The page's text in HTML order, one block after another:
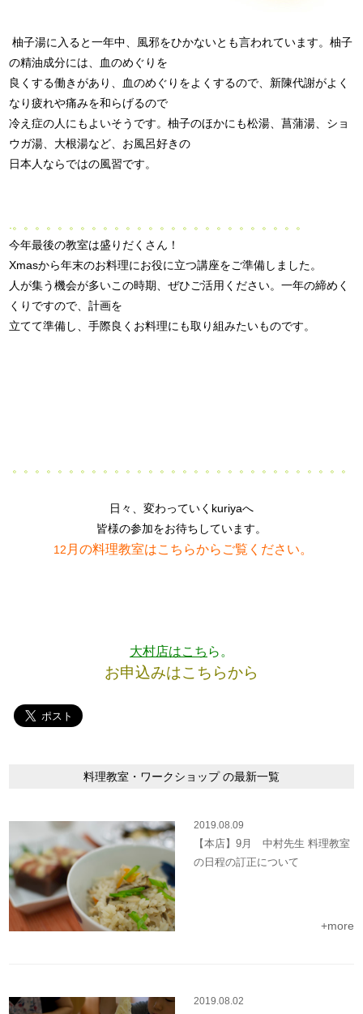
柚子湯に入ると一年中、風邪をひかないとも言われています。柚子
の精油成分には、血のめぐりを
良くする働きがあり、血のめぐりをよくするので、新陳代謝がよく
なり疲れや痛みを和らげるので
冷え症の人にもよいそうです。柚子のほかにも松湯、菖蒲湯、ショ
ウガ湯、大根湯など、お風呂好きの
日本人ならではの風習です。
.。。。。。。。。。。。。。。。。。。。。。。。。。。
今年最後の教室は盛りだくさん！
Xmasから年末のお料理にお役に立つ講座をご準備しました。
人が集う機会が多いこの時期、ぜひご活用ください。一年の締めく
くりですので、計画を
立てて準備し、手際良くお料理にも取り組みたいものです。
。。。。。。。。。。。。。。。。。。。。。。。。。。。。。。
日々、変わっていくkuriyaへ
皆様の参加をお待ちしています。
12 月の料理教室はこちらからご覧ください。
大村店はこち ら。
お申込みはこちらから
料理教室・ワークショップ の最新一覧
2019.08.09
【本店】9月 中村先生 料理教室
の日程の訂正について
+more
2019.08.02